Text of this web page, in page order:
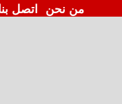
من نحن اتصل